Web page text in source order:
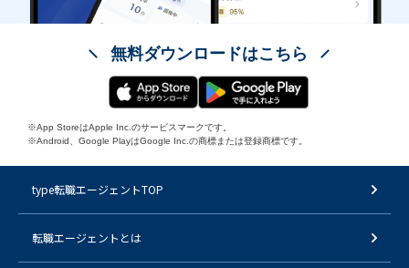
無料ダウンロードはこちら
※App StoreはApple Inc.のサービスマークです。
※Android、Google PlayはGoogle Inc.の商標または登録商標です。
type転職エージェントTOP
転職エージェントとは